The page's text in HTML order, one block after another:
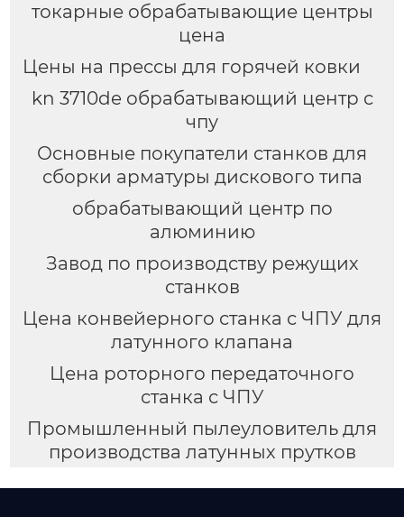
токарные обрабатывающие центры
цена
Цены на прессы для горячей ковки
kn 3710de обрабатывающий центр с
чпу
Основные покупатели станков для
сборки арматуры дискового типа
обрабатывающий центр по
алюминию
Завод по производству режущих
станков
Цена конвейерного станка с ЧПУ для
латунного клапана
Цена роторного передаточного
станка с ЧПУ
Промышленный пылеуловитель для
производства латунных прутков